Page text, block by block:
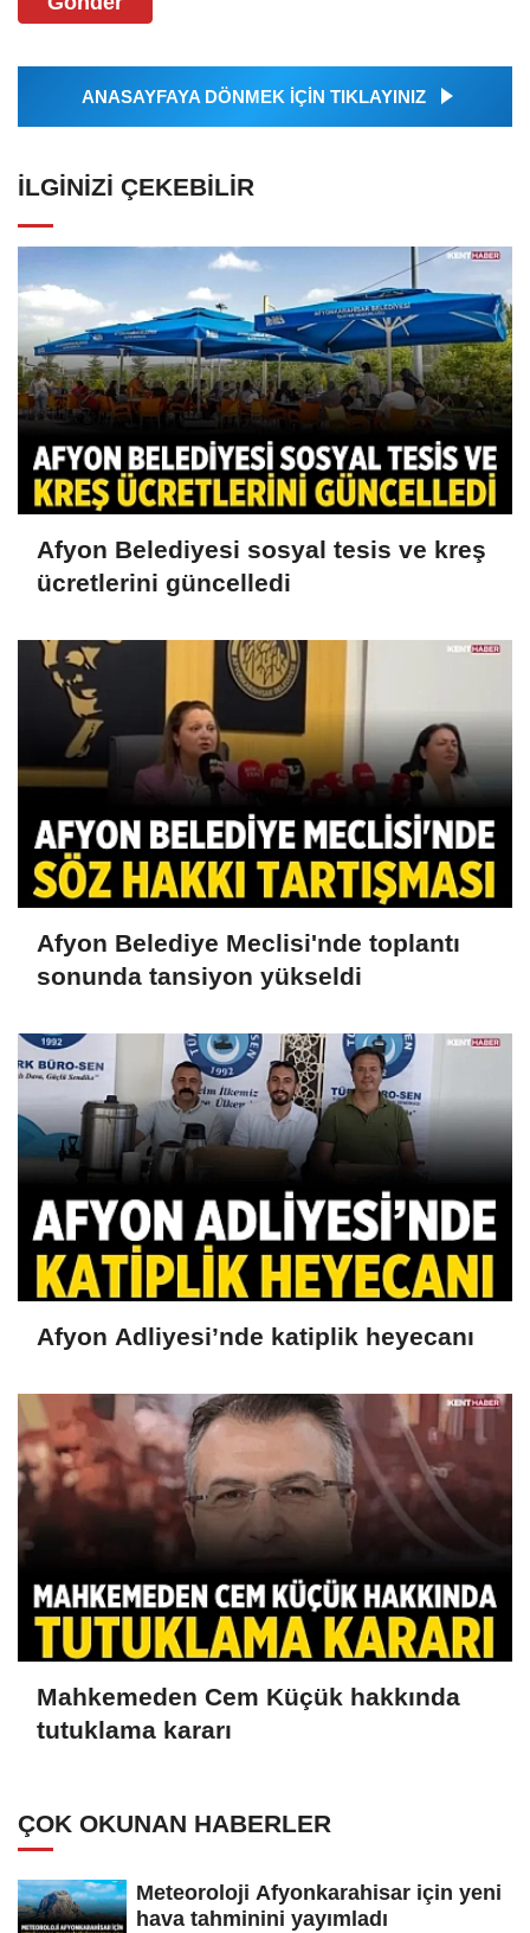
ANASAYFAYA DÖNMEK İÇİN TIKLAYINIZ
İLGINIZI ÇEKEBILIR
Afyon Belediyesi sosyal tesis ve kreş
ücretlerini güncelledi
Afyon Belediye Meclisi'nde toplantı
sonunda tansiyon yükseldi
Afyon Adliyesi’nde katiplik heyecanı
Mahkemeden Cem Küçük hakkında
tutuklama kararı
ÇOK OKUNAN HABERLER
Meteoroloji Afyonkarahisar için yeni
hava tahminini yayımladı